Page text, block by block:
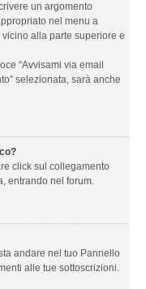
un argomento
nel menu a
vicino alla parte superiore e
“Avvisami via email
selezionata, sarà anche
click sul collegamento
entrando nel forum.
andare nel tuo Pannello
alle tue sottoscrizioni.